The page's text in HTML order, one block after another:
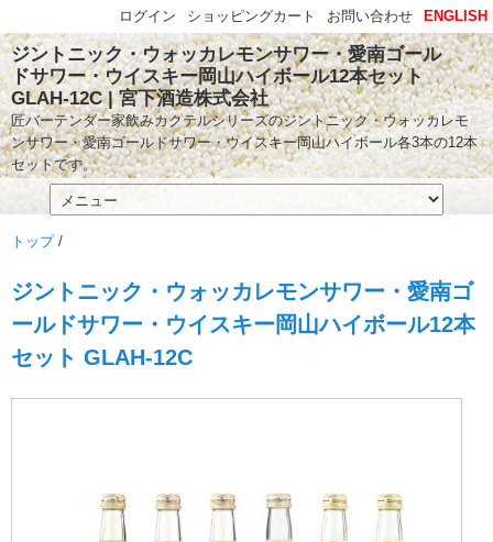
ジントニック・ウォッカレモンサワー・愛南ゴール
ドサワー・ウイスキー岡山ハイボール12本セット
GLAH-12C | 宮下酒造株式会社
匠バーテンダー家飲みカクテルシリーズのジントニック・ウォッカレモ
ンサワー・愛南ゴールドサワー・ウイスキー岡山ハイボール各3本の12本
セットです。
トップ/
ジントニック・ウォッカレモンサワー・愛南ゴ
ールドサワー・ウイスキー岡山ハイボール12本
セット GLAH-12C
ENGLISH
お問い合わせ
ショッピングカート
ログイン